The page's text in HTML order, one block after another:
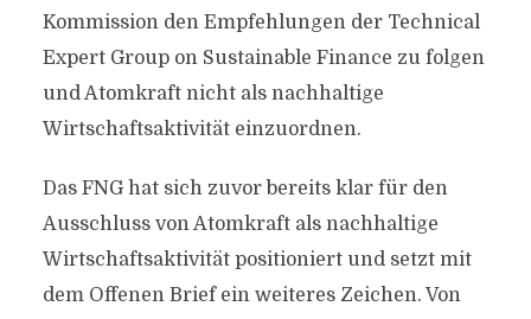
Kommission den Empfehlungen der Technical
Expert Group on Sustainable Finance zu folgen
und Atomkraft nicht als nachhaltige
Wirtschaftsaktivität einzuordnen.
Das FNG hat sich zuvor bereits klar für den
Ausschluss von Atomkraft als nachhaltige
Wirtschaftsaktivität positioniert und setzt mit
dem Offenen Brief ein weiteres Zeichen. Von